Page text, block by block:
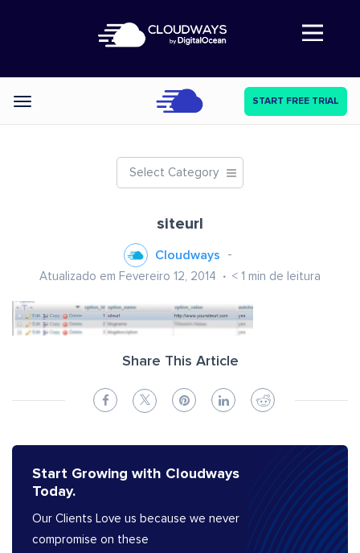
Abre a navegação
Categories START FREE TRIAL
Select Category
siteurl
Cloudways
Atualizado em Fevereiro 12, 2014 < 1 min de leitura
Share This Article
Start Growing with Cloudways
Today.
Our Clients Love us because we never
compromise on these